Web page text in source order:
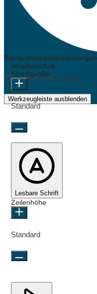
Barrierefreiheitsanpassungen
Präsentiert von OneTap
Werkzeugleiste ausblenden
Inhaltsmodule
Schriftgröße
Standard
Lesbare Schrift
Zeilenhöhe
Standard